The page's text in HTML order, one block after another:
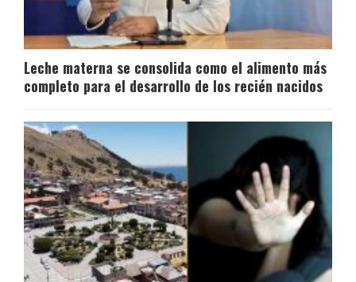
Leche materna se consolida como el alimento más
completo para el desarrollo de los recién nacidos